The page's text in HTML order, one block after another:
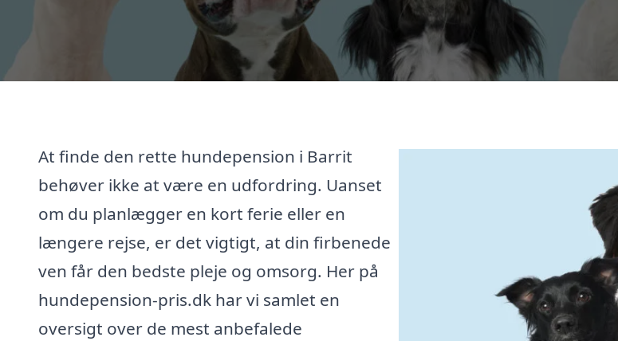
At finde den rette hundepension i Barrit
behøver ikke at være en udfordring. Uanset
om du planlægger en kort ferie eller en
længere rejse, er det vigtigt, at din firbenede
ven får den bedste pleje og omsorg. Her på
hundepension-pris.dk har vi samlet en
oversigt over de mest anbefalede